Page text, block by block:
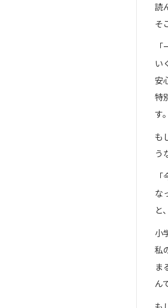
読
そ
い
安
特
す
も
う
な
と
小
私
ま
ん